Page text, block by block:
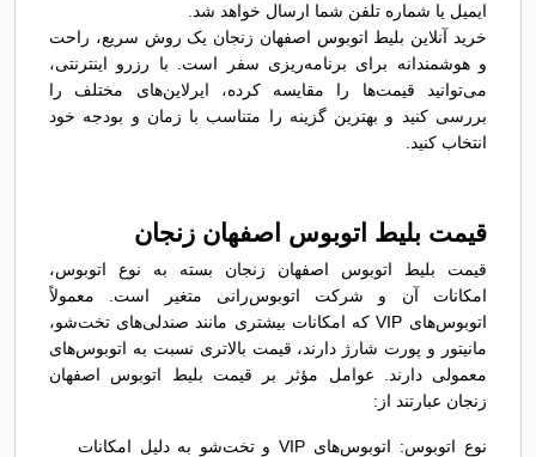
ایمیل یا شماره تلفن شما ارسال خواهد شد.
خرید آنلاین بلیط اتوبوس اصفهان زنجان یک روش سریع، راحت
و هوشمندانه برای برنامه‌ریزی سفر است. با رزرو اینترنتی،
می‌توانید قیمت‌ها را مقایسه کرده، ایرلاین‌های مختلف را
بررسی کنید و بهترین گزینه را متناسب با زمان و بودجه خود
انتخاب کنید.
قیمت بلیط اتوبوس اصفهان زنجان
قیمت بلیط اتوبوس اصفهان زنجان بسته به نوع اتوبوس،
امکانات آن و شرکت اتوبوس‌رانی متغیر است. معمولاً
اتوبوس‌های VIP که امکانات بیشتری مانند صندلی‌های تخت‌شو،
مانیتور و پورت شارژ دارند، قیمت بالاتری نسبت به اتوبوس‌های
معمولی دارند. عوامل مؤثر بر قیمت بلیط اتوبوس اصفهان
زنجان عبارتند از:
نوع اتوبوس: اتوبوس‌های VIP و تخت‌شو به دلیل امکانات